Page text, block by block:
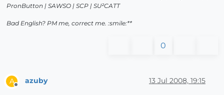
PronButton | SAWSO | SCP | SU²CATT
Bad English? PM me, correct me. :smile:**
0
A azuby 13 Jul 2008, 19:15